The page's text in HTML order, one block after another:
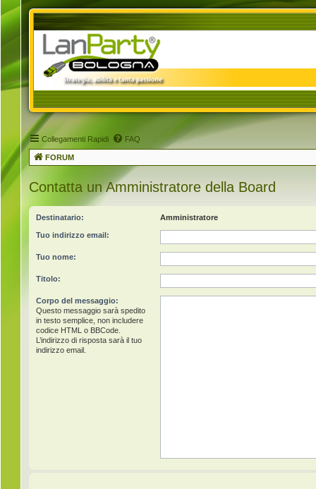
Collegamenti Rapidi FAQ
FORUM
Contatta un Amministratore della Board
Destinatario: Amministratore
Tuo indirizzo email:
Tuo nome:
Titolo:
Corpo del messaggio:
Questo messaggio sarà spedito
in testo semplice, non includere
codice HTML o BBCode.
L’indirizzo di risposta sarà il tuo
indirizzo email.